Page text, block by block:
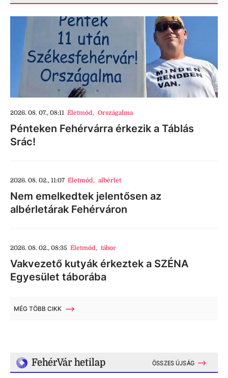
2026. 08. 07., 08:11 Életmód, Országalma
Pénteken Fehérvárra érkezik a Táblás
Srác!
2026. 08. 02., 11:07 Életmód, albérlet
Nem emelkedtek jelentősen az
albérletárak Fehérváron
2026. 08. 02., 08:35 Életmód, tábor
Vakvezető kutyák érkeztek a SZÉNA
Egyesület táborába
MÉG TÖBB CIKK
FehérVár hetilap ÖSSZES ÚJSÁG